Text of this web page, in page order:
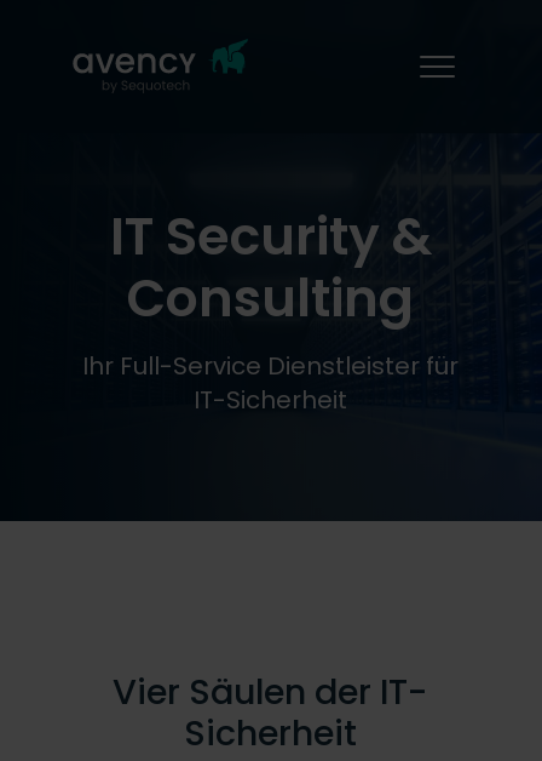
IT Security &
Consulting
Ihr Full-Service Dienstleister für
IT-Sicherheit
Vier Säulen der IT-
Sicherheit